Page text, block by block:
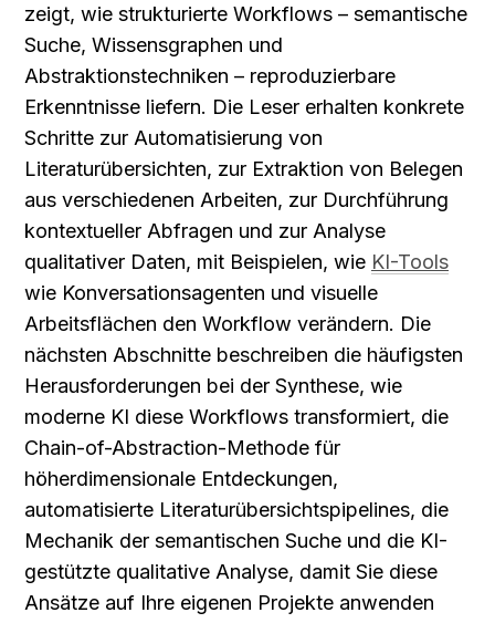
zeigt, wie strukturierte Workflows – semantische
Suche, Wissensgraphen und
Abstraktionstechniken – reproduzierbare
Erkenntnisse liefern. Die Leser erhalten konkrete
Schritte zur Automatisierung von
Literaturübersichten, zur Extraktion von Belegen
aus verschiedenen Arbeiten, zur Durchführung
kontextueller Abfragen und zur Analyse
qualitativer Daten, mit Beispielen, wie KI-Tools
wie Konversationsagenten und visuelle
Arbeitsflächen den Workflow verändern. Die
nächsten Abschnitte beschreiben die häufigsten
Herausforderungen bei der Synthese, wie
moderne KI diese Workflows transformiert, die
Chain-of-Abstraction-Methode für
höherdimensionale Entdeckungen,
automatisierte Literaturübersichtspipelines, die
Mechanik der semantischen Suche und die KI-
gestützte qualitative Analyse, damit Sie diese
Ansätze auf Ihre eigenen Projekte anwenden